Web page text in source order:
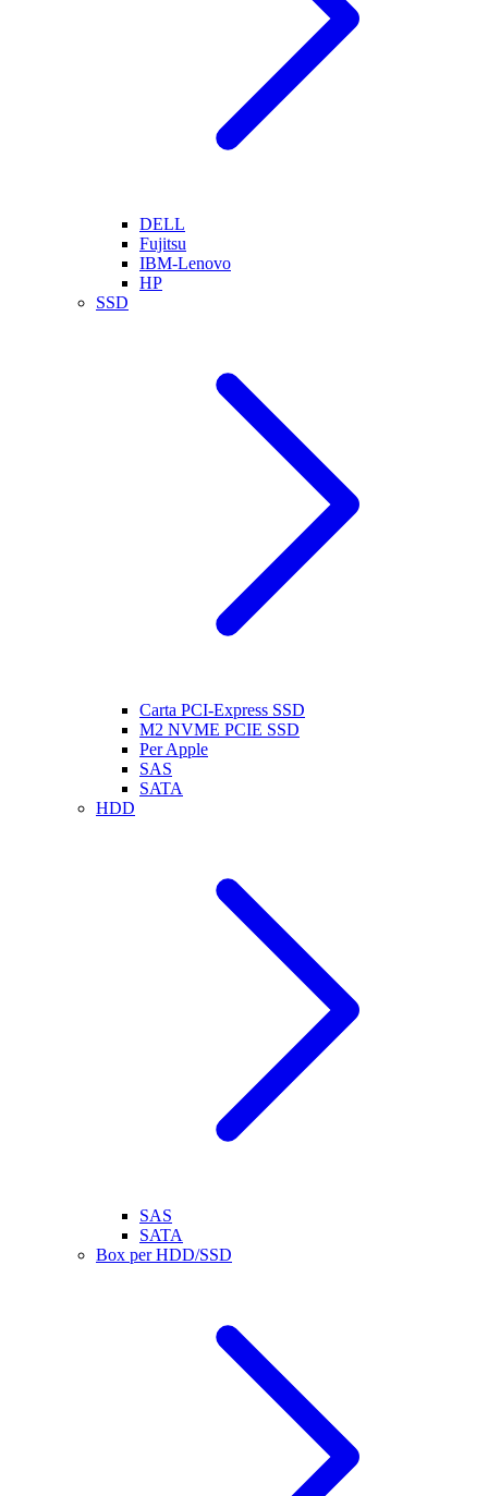
DELL
Fujitsu
IBM-Lenovo
HP
SSD
Carta PCI-Express SSD
M2 NVME PCIE SSD
Per Apple
SAS
SATA
HDD
SAS
SATA
Box per HDD/SSD